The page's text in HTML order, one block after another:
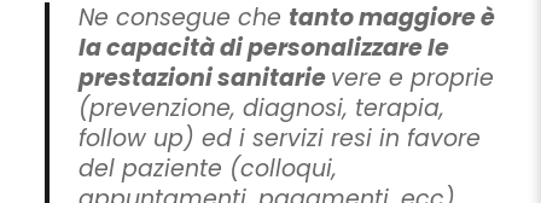
Ne consegue che tanto maggiore è
la capacità di personalizzare le
prestazioni sanitarievere e proprie
(prevenzione, diagnosi, terapia,
follow up) ed i servizi resi in favore
del paziente (colloqui,